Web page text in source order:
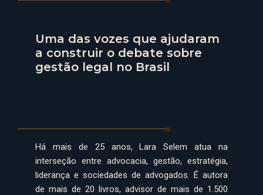
Uma das vozes que ajudaram
a construir o debate sobre
gestão legal no Brasil
Há mais de 25 anos, Lara Selem atua na
interseção entre advocacia, gestão, estratégia,
liderança e sociedades de advogados. É autora
de mais de 20 livros, advisor de mais de 1.500